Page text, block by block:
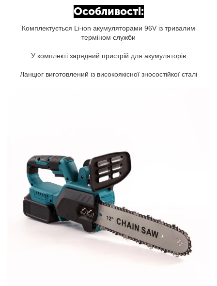
Особливості:
Комплектується Li-ion акумуляторами 96V із тривалим
терміном служби
У комплекті зарядний пристрій для акумуляторів
Ланцюг виготовлений із високоякісної зносостійкої сталі